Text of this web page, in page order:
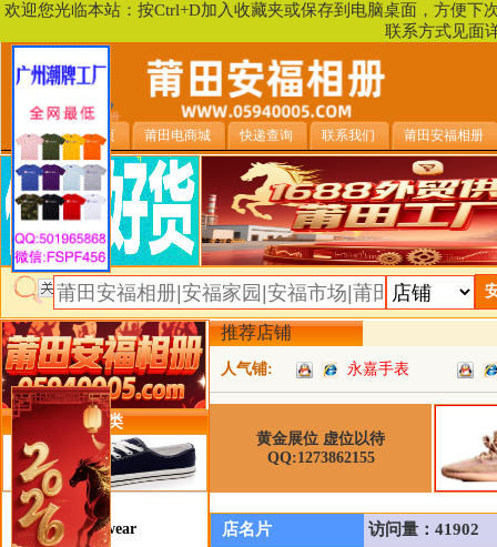
欢迎您光临本站：按Ctrl+D加入收藏夹或保存到电脑桌面，方便
联系方式见面
安福相册首页 莆田电商城 快递查询 联系我们 莆田安福相册
类目详细分类
鞋类-Footwear
推荐店铺
人气铺: 永嘉手表
黄金展位 虚位以待
QQ:1273862155
店名片 访问量：41902